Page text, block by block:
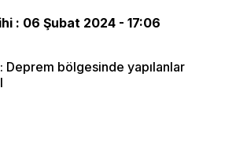
: 06 Şubat 2024 - 17:06